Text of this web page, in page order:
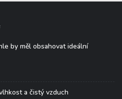
by měl obsahovat ideální
a čistý vzduch